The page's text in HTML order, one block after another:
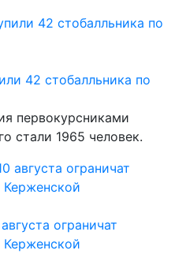
42 стобалльника по
первокурсниками
стали 1965 человек.
ограничат